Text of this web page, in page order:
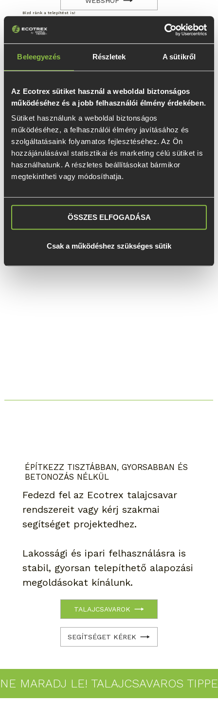
Beleegyezés Részletek A sütikről
Az Ecotrex sütiket használ a weboldal biztonságos
működéséhez és a jobb felhasználói élmény érdekében.
Sütiket használunk a weboldal biztonságos
működéséhez, a felhasználói élmény javításához és
szolgáltatásaink folyamatos fejlesztéséhez. Az Ön
hozzájárulásával statisztikai és marketing célú sütiket is
használhatunk. A részletes beállításokat bármikor
megtekintheti vagy módosíthatja.
ÖSSZES ELFOGADÁSA
Csak a működéshez szükséges sütik
Bízd ránk a telepítést is!
Sem sör, sem beton nem fog folyni.
Csak a munka.
behajtók, lézeres szintmérő, egyéb
szükséges eszközök) vonulnak a
helyszínre egy általad kényelmesen
kiválasztott időpontban.
elkezdheted az építkezést, ha lent
vannak a csavarok.
Válaszd ki a megfelelő terméket és
foglalj időpontot most.
KAPCSOLAT
AHOL TALÁLKOZHATTÁL VELÜNK
ÉPÍTKEZZ TISZTÁBBAN, GYORSABBAN ÉS
BETONOZÁS NÉLKÜL
Fedezd fel az Ecotrex talajcsavar
rendszereit vagy kérj szakmai
segítséget projektedhez.
Lakossági és ipari felhasználásra is
stabil, gyorsan telepíthető alapozási
megoldásokat kínálunk.
TALAJCSAVAROK
SEGÍTSÉGET KÉREK
NE MARADJ LE! TALAJCSAVAROS